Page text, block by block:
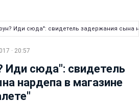
Иди сюда": свидетель задержания сына
· 20:57
Иди сюда": свидетель
нардепа в магазине